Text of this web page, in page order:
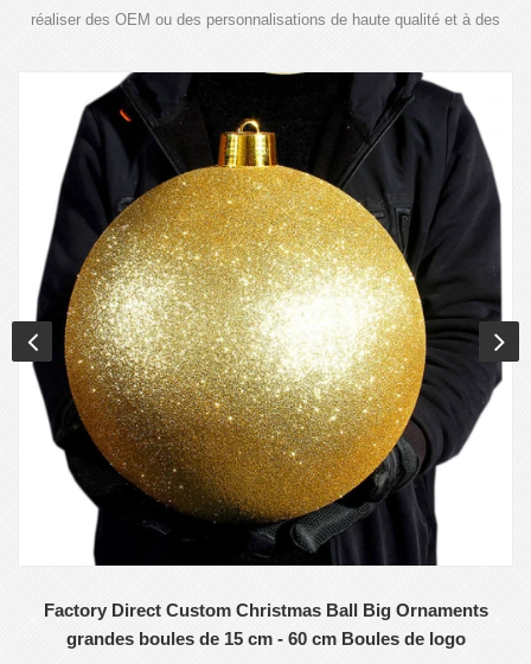
réaliser des OEM ou des personnalisations de haute qualité et à des
Factory Direct Custom Christmas Ball Big Ornaments
grandes boules de 15 cm - 60 cm Boules de logo